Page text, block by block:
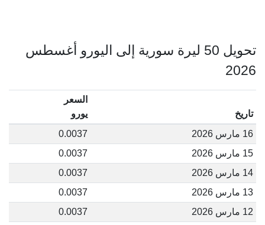
تحويل 50 ليرة سورية إلى اليورو أغسطس
2026
تاريخ
السعر
يورو
16 مارس 2026
0.0037
15 مارس 2026
0.0037
14 مارس 2026
0.0037
13 مارس 2026
0.0037
12 مارس 2026
0.0037